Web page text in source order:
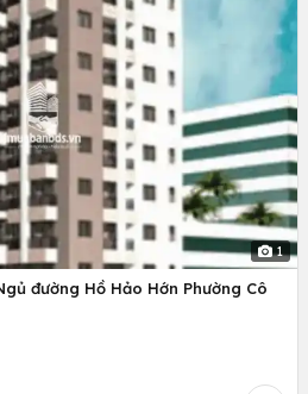
1
đường Hồ Hảo Hớn Phường Cô